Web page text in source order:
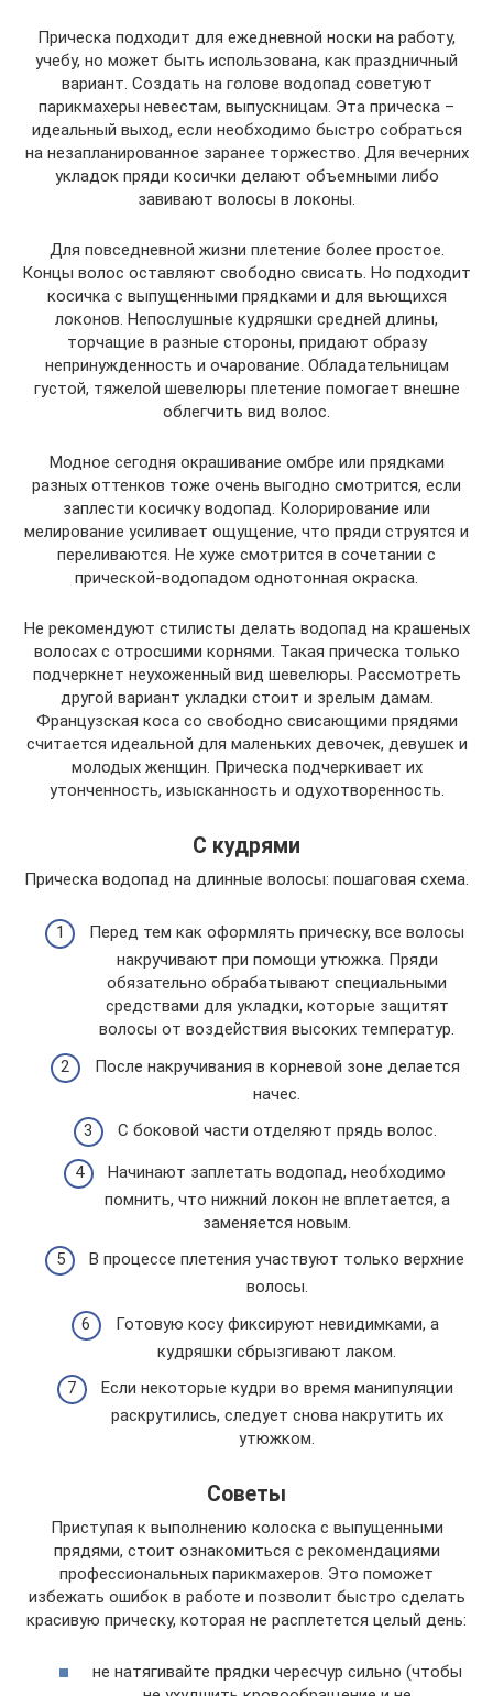
Прическа подходит для ежедневной носки на работу,
учебу, но может быть использована, как праздничный
вариант. Создать на голове водопад советуют
парикмахеры невестам, выпускницам. Эта прическа –
идеальный выход, если необходимо быстро собраться
на незапланированное заранее торжество. Для вечерних
укладок пряди косички делают объемными либо
завивают волосы в локоны.
Для повседневной жизни плетение более простое.
Концы волос оставляют свободно свисать. Но подходит
косичка с выпущенными прядками и для вьющихся
локонов. Непослушные кудряшки средней длины,
торчащие в разные стороны, придают образу
непринужденность и очарование. Обладательницам
густой, тяжелой шевелюры плетение помогает внешне
облегчить вид волос.
Модное сегодня окрашивание омбре или прядками
разных оттенков тоже очень выгодно смотрится, если
заплести косичку водопад. Колорирование или
мелирование усиливает ощущение, что пряди струятся и
переливаются. Не хуже смотрится в сочетании с
прической-водопадом однотонная окраска.
Не рекомендуют стилисты делать водопад на крашеных
волосах с отросшими корнями. Такая прическа только
подчеркнет неухоженный вид шевелюры. Рассмотреть
другой вариант укладки стоит и зрелым дамам.
Французская коса со свободно свисающими прядями
считается идеальной для маленьких девочек, девушек и
молодых женщин. Прическа подчеркивает их
утонченность, изысканность и одухотворенность.
С кудрями
Прическа водопад на длинные волосы: пошаговая схема.
Перед тем как оформлять прическу, все волосы
накручивают при помощи утюжка. Пряди
обязательно обрабатывают специальными
средствами для укладки, которые защитят
волосы от воздействия высоких температур.
После накручивания в корневой зоне делается
начес.
С боковой части отделяют прядь волос.
Начинают заплетать водопад, необходимо
помнить, что нижний локон не вплетается, а
заменяется новым.
В процессе плетения участвуют только верхние
волосы.
Готовую косу фиксируют невидимками, а
кудряшки сбрызгивают лаком.
Если некоторые кудри во время манипуляции
раскрутились, следует снова накрутить их
утюжком.
Советы
Приступая к выполнению колоска с выпущенными
прядями, стоит ознакомиться с рекомендациями
профессиональных парикмахеров. Это поможет
избежать ошибок в работе и позволит быстро сделать
красивую прическу, которая не расплетется целый день:
не натягивайте прядки чересчур сильно (чтобы